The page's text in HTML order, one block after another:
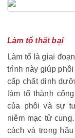
Làm tổ thất bại
Làm tổ là giai
trình này giúp
cấp chất dinh
làm tổ thành
của phôi và sự
niêm mạc tử
cách và trong